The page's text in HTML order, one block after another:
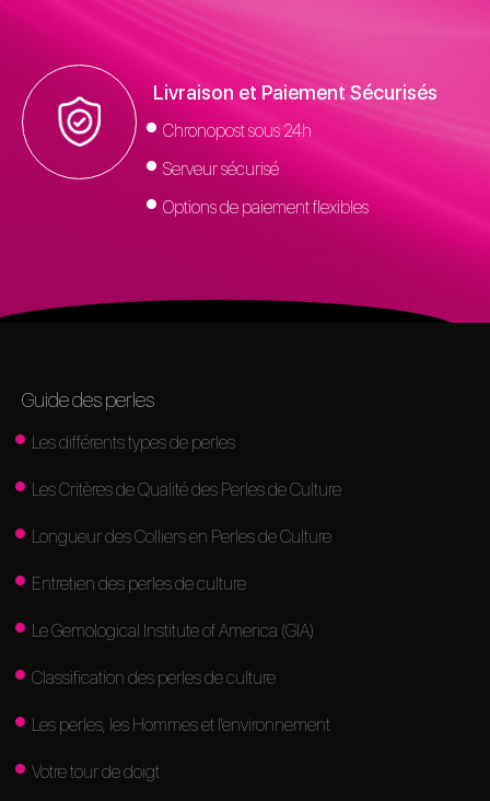
Livraison et Paiement Sécurisés
Chronopost sous 24h
Serveur sécurisé
Options de paiement flexibles
Guide des perles
Les différents types de perles
Les Critères de Qualité des Perles de Culture
Longueur des Colliers en Perles de Culture
Entretien des perles de culture
Le Gemological Institute of America (GIA)
Classification des perles de culture
Les perles, les Hommes et l'environnement
Votre tour de doigt